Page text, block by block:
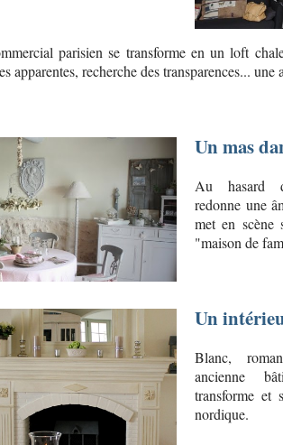
parisien se transforme en un loft
apparentes, recherche des transparences...
Un mas
Au hasard
redonne une
met en scène
"maison de
Un
Blanc,
ancienne
transforme et
nordique.